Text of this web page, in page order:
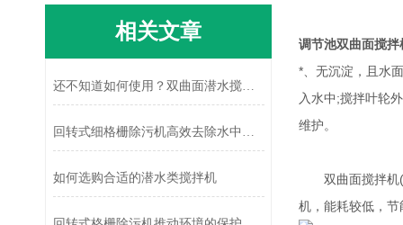
调节池双曲面搅拌
*、无沉淀，且水
入水中;搅拌叶轮
维护。
双曲面搅拌机(
机，能耗较低，节
相关文章
还不知道如何使用？双曲面潜水搅拌机进来看
回转式细格栅除污机高效去除水中的杂质
如何选购合适的潜水类搅拌机